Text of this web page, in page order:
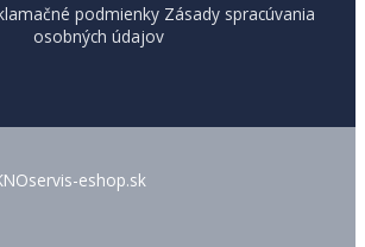
podmienky Zásady spracúvania
osobných údajov
eshop.sk